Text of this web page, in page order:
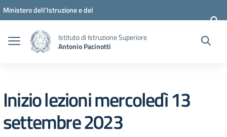
Vai ai contenuti
Vai al menu di navigazione
Vai al footer
Ministero dell'Istruzione e del
Istituto di Istruzione Superiore
Antonio Pacinotti
Inizio lezioni mercoledì 13
settembre 2023